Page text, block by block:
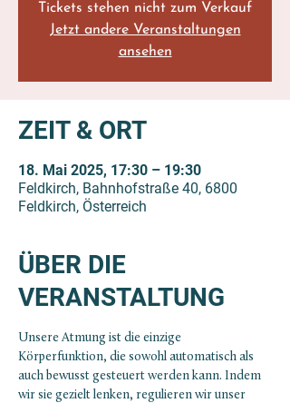
Tickets stehen nicht zum Verkauf
Jetzt andere Veranstaltungen
ansehen
ZEIT & ORT
18. Mai 2025, 17:30 – 19:30
Feldkirch, Bahnhofstraße 40, 6800
Feldkirch, Österreich
ÜBER DIE
VERANSTALTUNG
Unsere Atmung ist die einzige
Körperfunktion, die sowohl automatisch als
auch bewusst gesteuert werden kann. Indem
wir sie gezielt lenken, regulieren wir unser